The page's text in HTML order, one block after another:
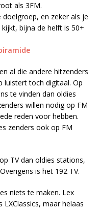
als 3FM.
en zeker als je
bijna de helft is 50+
al die andere hitzenders
luistert toch digitaal. Op
te vinden dan oldies
willen nodig op FM
reden voor hebben.
zenders ook op FM
TV dan oldies stations,
is het 192 TV.
niets te maken. Lex
maar helaas